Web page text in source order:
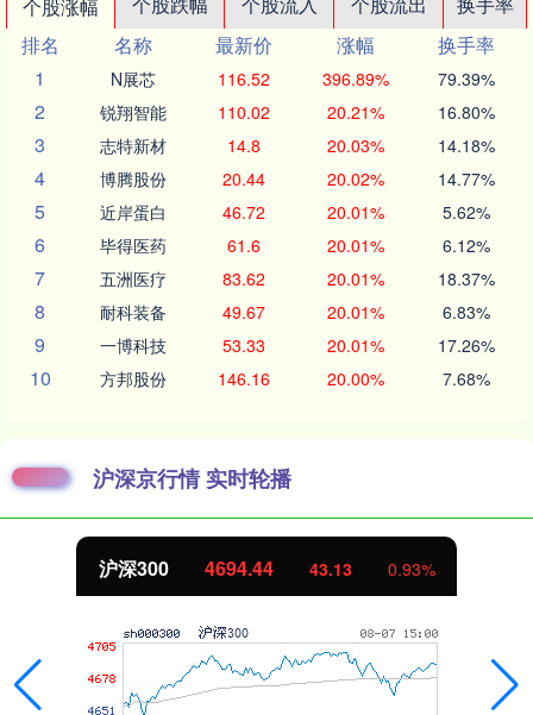
个股涨幅
排名
名称 最新价 涨幅
换手率
1
N展芯 116.52 396.89% 79.39%
2 锐翔智能 110.02 20.21% 16.80%
3 志特新材 14.8 20.03% 14.18%
4 博腾股份 20.44 20.02% 14.77%
5 近岸蛋白 46.72 20.01% 5.62%
6 毕得医药 61.6 20.01% 6.12%
7 五洲医疗 83.62 20.01% 18.37%
8 耐科装备 49.67 20.01% 6.83%
9 一博科技 53.33 20.01% 17.26%
10 方邦股份 146.16 20.00% 7.68%
沪深京行情 实时轮播
北证50 1134.24 11.37 1.01%